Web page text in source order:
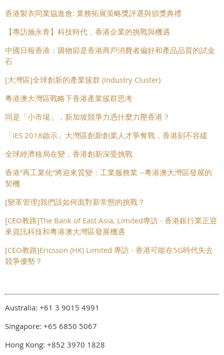
香港製衣同業協進會: 業務拓展策略獎評選與頒獎典禮
【專訪施永青】科技時代，香港企業的挑戰與機遇
中國日報香港：購物節是香港商戶消費者偏好和產品品質的試金
石
[大灣區]全球創新的產業簇群 (Industry Cluster)
粵港澳大灣區戰略下香港產業簇群思考
同是「小市場」，新加坡競爭力憑什麼力壓香港？
「IES 2018啟示」大灣區創新創業人才爭奪戰，香港刻不容緩
全球經濟格局在變，香港創新深受挑戰
香港“再工業化”將迎來質變：工業服務業 --粵港澳大灣區發展的
契機
[變革管理]我們該如何面對新常態的挑戰？
[CEO教路]The Bank of East Asia, Limited專訪 - 香港銀行業正迎
來資訊科技和粵港澳大灣區發展機遇
[CEO教路]Ericsson (HK) Limited 專訪 - 香港可能在5G時代失去
競爭優勢？
Australia: +61 3 9015 4991
Singapore: +65 6850 5067
Hong Kong: +852 3970 1828